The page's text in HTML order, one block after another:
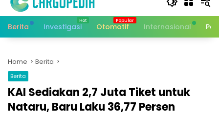
Berita Investigasi Otomotif Internasional
Home Berita
Berita
KAI Sediakan 2,7 Juta Tiket untuk
Nataru, Baru Laku 36,77 Persen